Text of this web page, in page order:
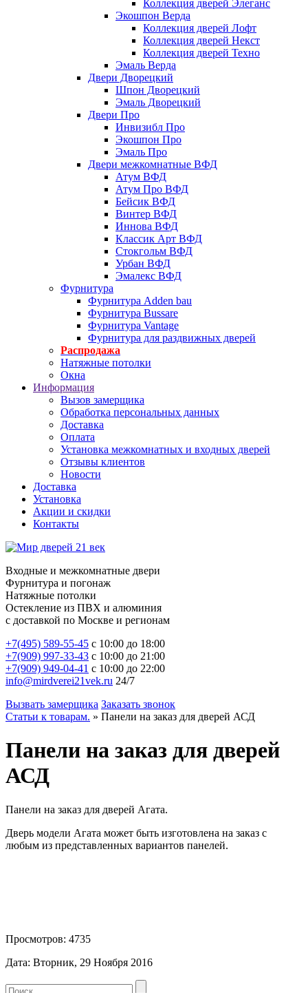
Коллекция дверей Элеганс
Экошпон Верда
Коллекция дверей Лофт
Коллекция дверей Некст
Коллекция дверей Техно
Эмаль Верда
Двери Дворецкий
Шпон Дворецкий
Эмаль Дворецкий
Двери Про
Инвизибл Про
Экошпон Про
Эмаль Про
Двери межкомнатные ВФД
Атум ВФД
Атум Про ВФД
Бейсик ВФД
Винтер ВФД
Иннова ВФД
Классик Арт ВФД
Стокгольм ВФД
Урбан ВФД
Эмалекс ВФД
Фурнитура
Фурнитура Adden bau
Фурнитура Bussare
Фурнитура Vantage
Фурнитура для раздвижных дверей
Распродажа
Натяжные потолки
Окна
Информация
Вызов замерщика
Обработка персональных данных
Доставка
Оплата
Установка межкомнатных и входных дверей
Отзывы клиентов
Новости
Доставка
Установка
Акции и скидки
Контакты
Входные и межкомнатные двери
Фурнитура и погонаж
Натяжные потолки
Остекление из ПВХ и алюминия
с доставкой по Москве и регионам
+7(495) 589-55-45 с 10:00 до 18:00
+7(909) 997-33-43 с 10:00 до 21:00
+7(909) 949-04-41 с 10:00 до 22:00
info@mirdverei21vek.ru 24/7
Вызвать замерщика Заказать звонок
Статьи к товарам. » Панели на заказ для дверей АСД
Панели на заказ для дверей
АСД
Панели на заказ для дверей Агата.
Дверь модели Агата может быть изготовлена на заказ с
любым из представленных вариантов панелей.
Просмотров: 4735
Дата: Вторник, 29 Ноября 2016